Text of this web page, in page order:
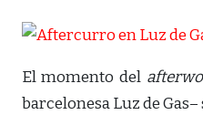
El momento del
barcelonesa Luz de